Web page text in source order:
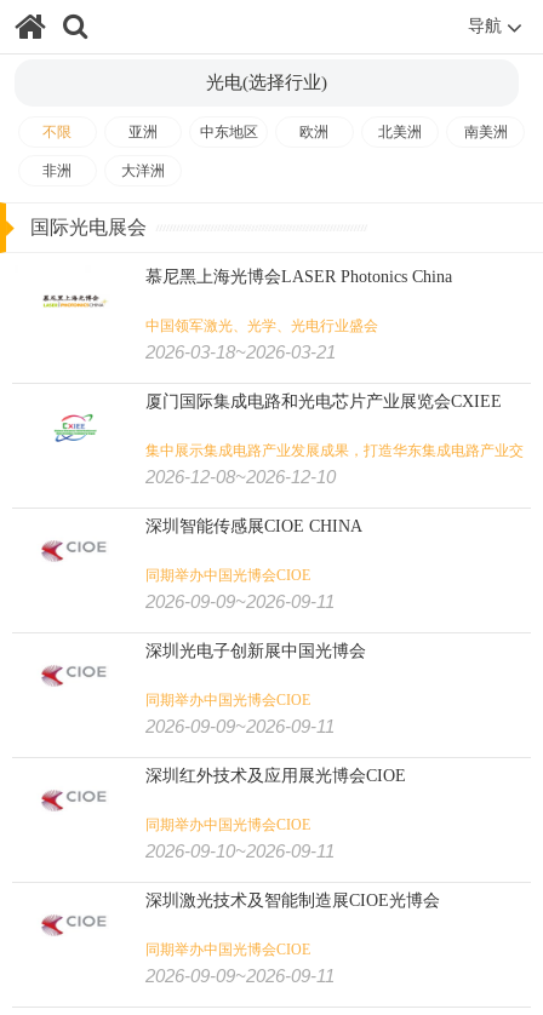
导航
旅游/户外/运动/狩猎:
高尔夫 水上运动
光电(选择行业)
不限 亚洲 中东地区 欧洲 北美洲 南美洲
非洲 大洋洲
国际光电展会
慕尼黑上海光博会LASER Photonics China
中国领军激光、光学、光电行业盛会
2026-03-18~2026-03-21
厦门国际集成电路和光电芯片产业展览会CXIEE
集中展示集成电路产业发展成果，打造华东集成电路产业交
流与贸易平台
2026-12-08~2026-12-10
深圳智能传感展CIOE CHINA
同期举办中国光博会CIOE
2026-09-09~2026-09-11
深圳光电子创新展中国光博会
同期举办中国光博会CIOE
2026-09-09~2026-09-11
深圳红外技术及应用展光博会CIOE
同期举办中国光博会CIOE
2026-09-10~2026-09-11
深圳激光技术及智能制造展CIOE光博会
同期举办中国光博会CIOE
2026-09-09~2026-09-11